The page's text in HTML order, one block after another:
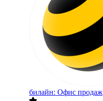
билайн: Офис продаж